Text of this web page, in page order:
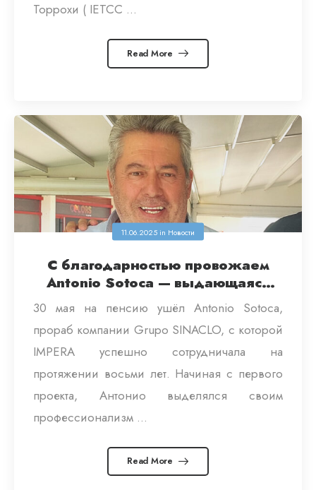
Торрохи ( IETCC ...
Read More
11.06.2025 in Новости
С благодарностью провожаем
Аntonio Sotoca — выдающаяся
карьера в Grupo SINACLO
30 мая на пенсию ушёл Аntonio Sotoca,
прораб компании Grupo SINACLO, с которой
IMPERA успешно сотрудничала на
протяжении восьми лет. Начиная с первого
проекта, Антонио выделялся своим
профессионализм ...
Read More